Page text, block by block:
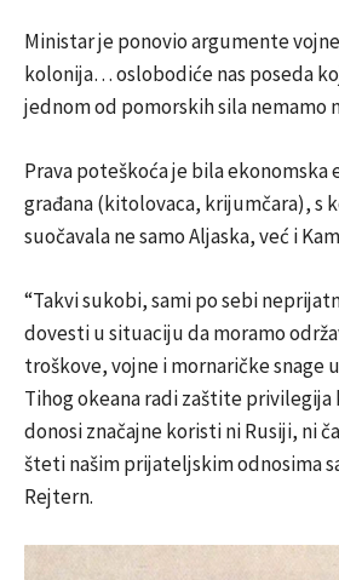
Ministar je ponovio argumente
kolonija… oslobodiće nas poseda
jednom od pomorskih sila nemamo
Prava poteškoća je bila ekonomska
građana (kitolovaca, krijumčara), s
suočavala ne samo Aljaska, već i
“Takvi sukobi, sami po sebi
dovesti u situaciju da moramo
troškove, vojne i mornaričke snage
Tihog okeana radi zaštite privilegija
donosi značajne koristi ni Rusiji, ni
šteti našim prijateljskim odnosima
Rejtern.